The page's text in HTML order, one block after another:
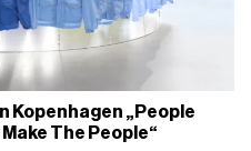
Kopenhagen „People
The People“